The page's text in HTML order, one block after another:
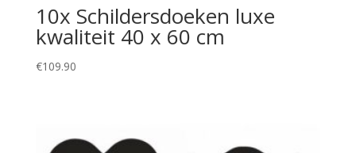
10x Schildersdoeken luxe
kwaliteit 40 x 60 cm
€109.90